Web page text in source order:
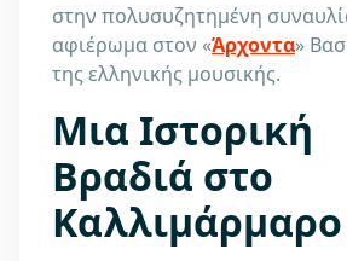
στην πολυσυζητημένη
αφιέρωμα στον «Άρχοντα»
της ελληνικής μουσικής.
Μια Ιστορική
Βραδιά στο
Καλλιμάρμαρο